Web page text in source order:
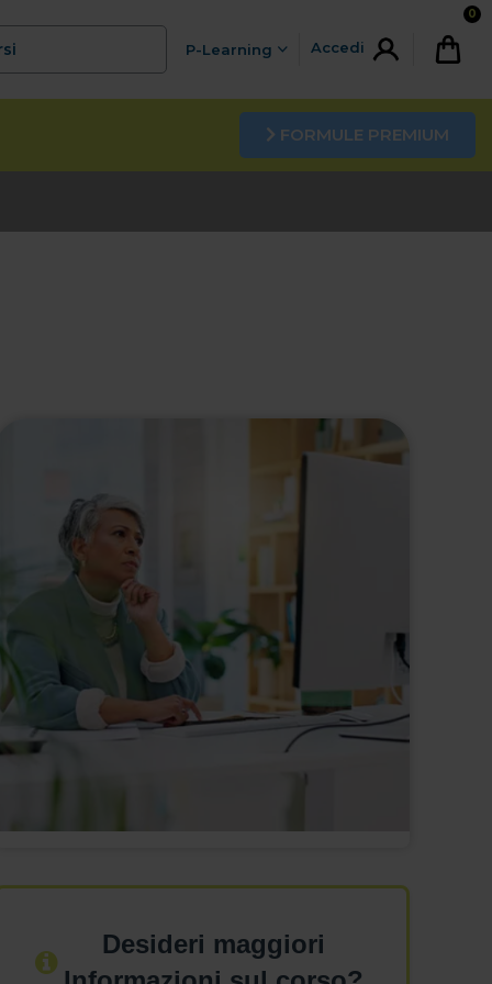
P-Learning Accedi
0
FORMULE PREMIUM
Desideri maggiori